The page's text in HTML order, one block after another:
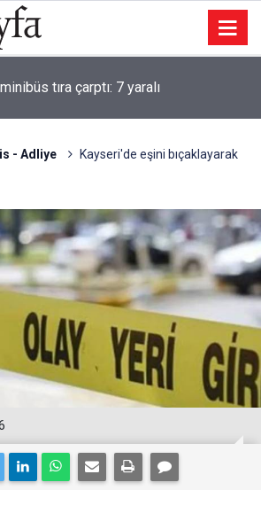
tıra çarptı: 7 yaralı
- Adliye
Kayseri'de eşini bıçaklayarak